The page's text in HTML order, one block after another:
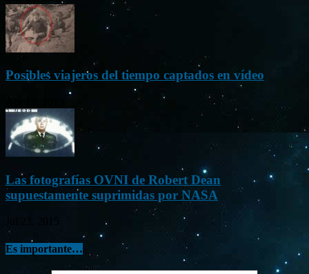
Posibles viajeros del tiempo captados en vídeo
Las fotografías OVNI de Robert Dean
supuestamente suprimidas por NASA
Es importante…